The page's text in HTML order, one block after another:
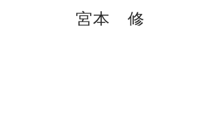
宮本 修